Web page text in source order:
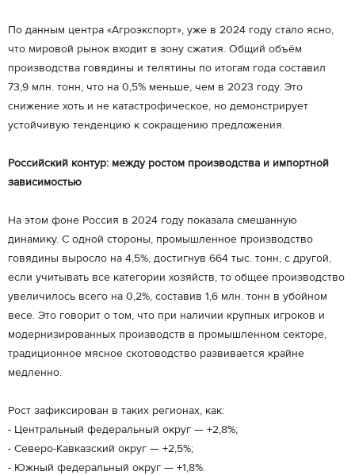
По данным центра «Агроэкспорт», уже в 2024 году стало ясно,
что мировой рынок входит в зону сжатия. Общий объём
производства говядины и телятины по итогам года составил
73,9 млн. тонн, что на 0,5% меньше, чем в 2023 году. Это
снижение хоть и не катастрофическое, но демонстрирует
устойчивую тенденцию к сокращению предложения.
Российский контур: между ростом производства и импортной
зависимостью
На этом фоне Россия в 2024 году показала смешанную
динамику. С одной стороны, промышленное производство
говядины выросло на 4,5%, достигнув 664 тыс. тонн, с другой,
если учитывать все категории хозяйств, то общее производство
увеличилось всего на 0,2%, составив 1,6 млн. тонн в убойном
весе. Это говорит о том, что при наличии крупных игроков и
модернизированных производств в промышленном секторе,
традиционное мясное скотоводство развивается крайне
медленно.
Рост зафиксирован в таких регионах, как:
- Центральный федеральный округ — +2,8%;
- Северо-Кавказский округ — +2,5%;
- Южный федеральный округ — +1,8%.